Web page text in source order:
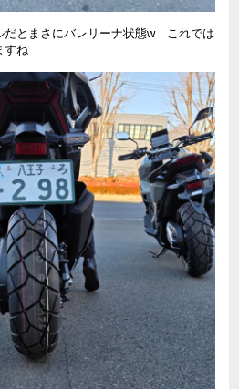
だとまさにバレリーナ状態w これでは
すね